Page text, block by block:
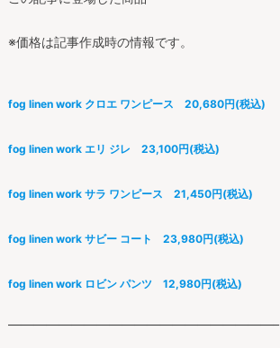
※価格は記事作成時の情報です。
fog linen work クロエ ワンピース 20,680円(税込)
fog linen work エリ ジレ 23,100円(税込)
fog linen work サラ ワンピース 21,450円(税込)
fog linen work サビー コート 23,980円(税込)
fog linen work ロビン パンツ 12,980円(税込)
—————————————————————–